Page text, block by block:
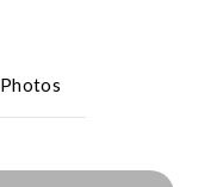
Photos